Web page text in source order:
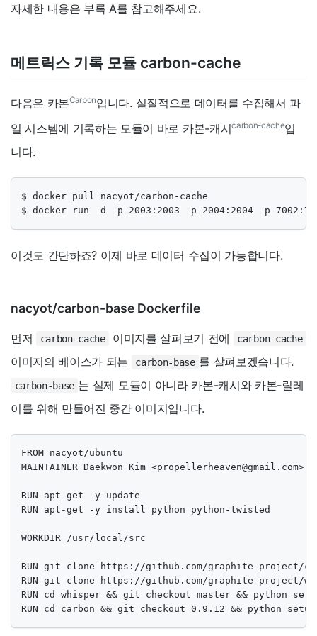
자세한 내용은 부록 A를 참고해주세요.
메트릭스 기록 모듈 carbon-cache
다음은 카본Carbon입니다. 실질적으로 데이터를 수집해서 파
일 시스템에 기록하는 모듈이 바로 카본-캐시carbon-cache입
니다.
$ docker pull nacyot/carbon-cache
$ docker run -d -p 2003:2003 -p 2004:2004 -p
이것도 간단하죠? 이제 바로 데이터 수집이 가능합니다.
nacyot/carbon-base Dockerfile
먼저 carbon-cache 이미지를 살펴보기 전에 carbon-cache
이미지의 베이스가 되는 carbon-base 를 살펴보겠습니다.
carbon-base 는 실제 모듈이 아니라 카본-캐시와 카본-릴레
이를 위해 만들어진 중간 이미지입니다.
FROM nacyot/ubuntu
MAINTAINER Daekwon Kim <propellerheaven@gmail.com>
RUN apt-get -y update
RUN apt-get -y install python python-twisted
WORKDIR /usr/local/src
RUN git clone https://github.com/graphite-project/
RUN git clone https://github.com/graphite-project/
RUN cd whisper && git checkout master && python
RUN cd carbon && git checkout 0.9.12 && python